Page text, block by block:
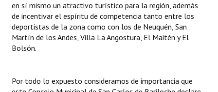
Noticias Destacadas
Registros y Distinciones
Datos Históricos
Audiencias Públicas - Registro
en sí mismo un atractivo turístico para la región, además
de incentivar el espíritu de competencia tanto entre los
deportistas de la zona como con los de Neuquén, San
Martín de los Andes, Villa La Angostura, El Maitén y El
Bolsón.
Por todo lo expuesto consideramos de importancia que